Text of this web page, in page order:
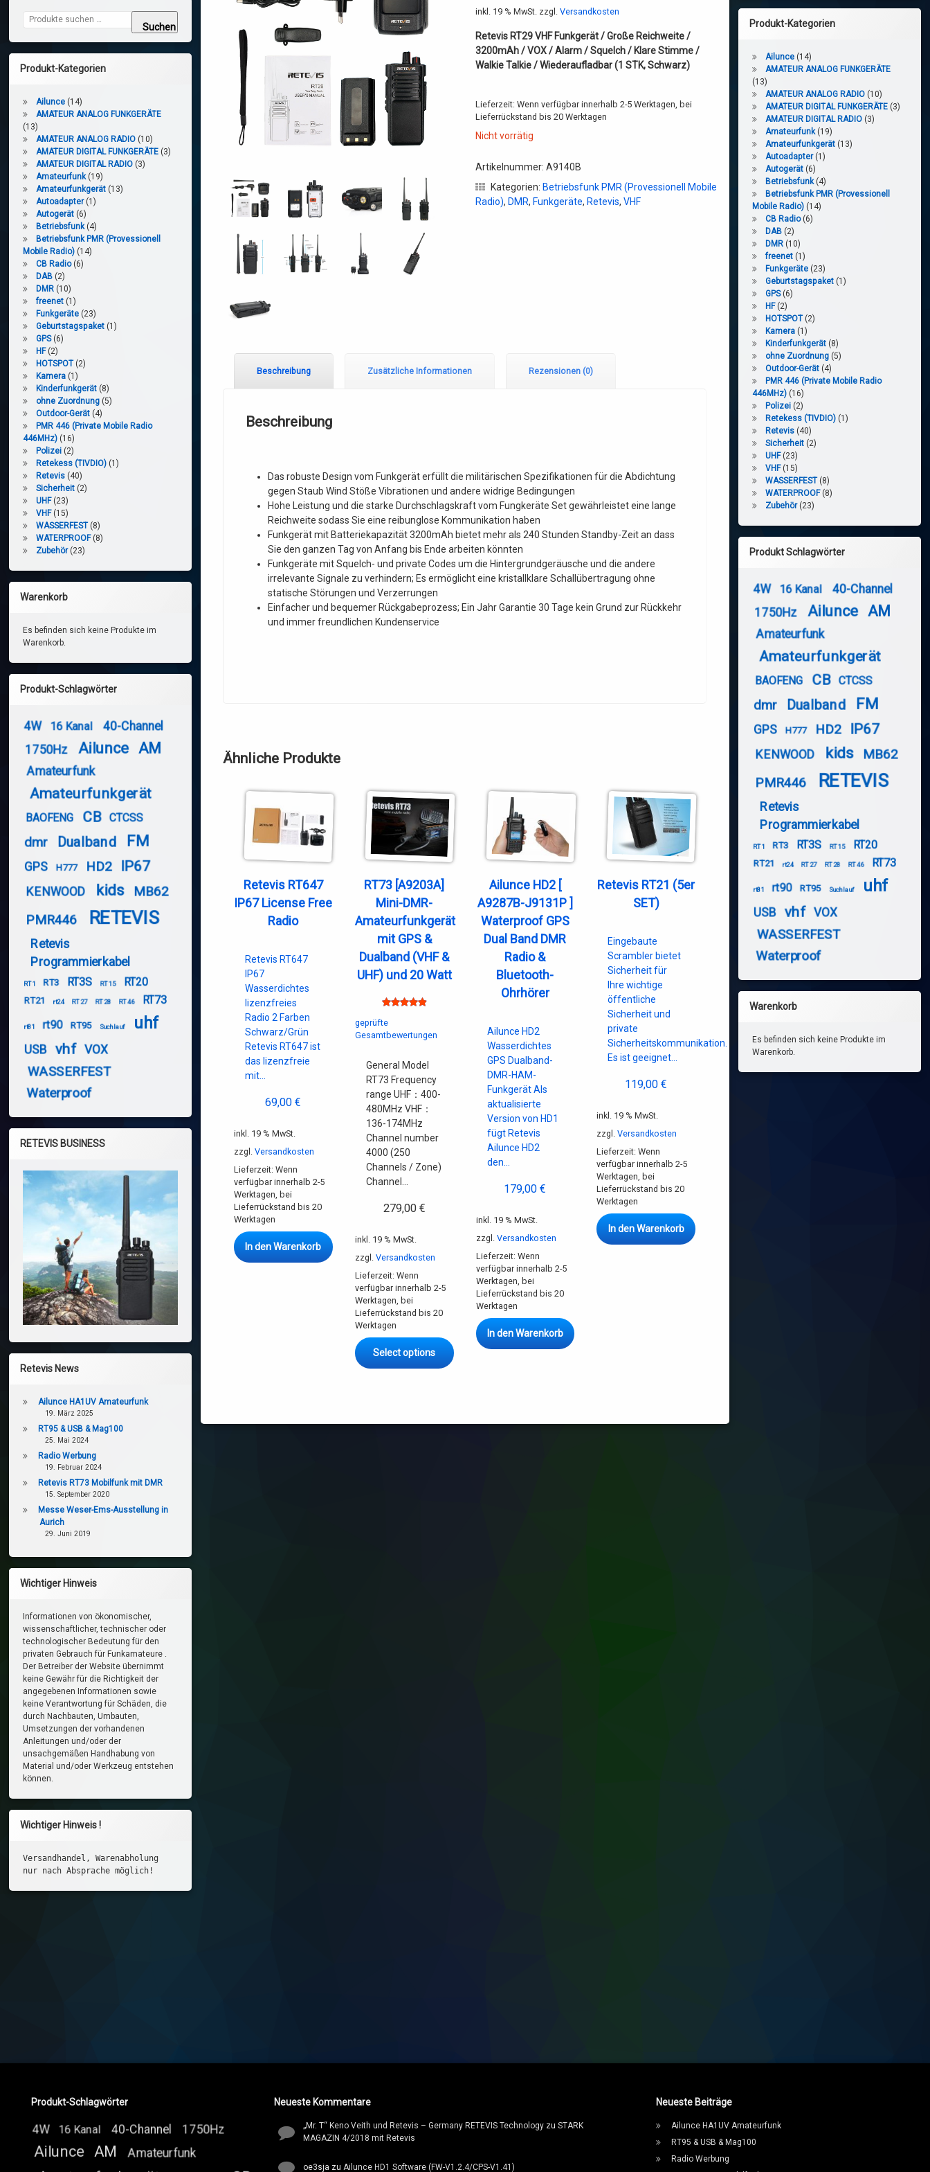
inkl. 19 % MwSt. zzgl. Versandkosten
Retevis RT29 VHF Funkgerät / Große Reichweite /
3200mAh / VOX / Alarm / Squelch / Klare Stimme /
Walkie Talkie / Wiederaufladbar (1 STK, Schwarz)
Lieferzeit: Wenn verfügbar innerhalb 2-5 Werktagen, bei
Lieferrückstand bis 20 Werktagen
Nicht vorrätig
Artikelnummer: A9140B
Kategorien: Betriebsfunk PMR (Provessionell Mobile
Radio), DMR, Funkgeräte, Retevis, VHF
Beschreibung Zusätzliche Informationen Rezensionen (0)
Beschreibung
Das robuste Design vom Funkgerät erfüllt die militärischen Spezifikationen für die Abdichtung
gegen Staub Wind Stöße Vibrationen und andere widrige Bedingungen
Hohe Leistung und die starke Durchschlagskraft vom Fungkeräte Set gewährleistet eine lange
Reichweite sodass Sie eine reibunglose Kommunikation haben
Funkgerät mit Batteriekapazität 3200mAh bietet mehr als 240 Stunden Standby-Zeit an dass
Sie den ganzen Tag von Anfang bis Ende arbeiten könnten
Funkgeräte mit Squelch- und private Codes um die Hintergrundgeräusche und die andere
irrelevante Signale zu verhindern; Es ermöglicht eine kristallklare Schallübertragung ohne
statische Störungen und Verzerrungen
Einfacher und bequemer Rückgabeprozess; Ein Jahr Garantie 30 Tage kein Grund zur Rückkehr
und immer freundlichen Kundenservice
Ähnliche Produkte
Retevis RT647
IP67 License Free
Radio
Retevis RT647
IP67
Wasserdichtes
lizenzfreies
Radio 2 Farben
Schwarz/Grün
Retevis RT647 ist
das lizenzfreie
mit…
69,00€
inkl. 19 % MwSt.
zzgl.Versandkosten
Lieferzeit:Wenn
verfügbar innerhalb 2-5
Werktagen, bei
Lieferrückstand bis 20
Werktagen
In den Warenkorb
RT73 [A9203A]
Mini-DMR-
Amateurfunkgerät
mit GPS &
Dualband (VHF &
UHF) und 20 Watt
Bewertet
mit5.00
geprüfte
Gesamtbewertungen
General Model
RT73 Frequency
range UHF：400-
480MHz VHF：
136-174MHz
Channel number
4000 (250
Channels / Zone)
Channel…
279,00 €
inkl. 19 % MwSt.
zzgl. Versandkosten
Lieferzeit: Wenn
verfügbar innerhalb 2-5
Werktagen, bei
Lieferrückstand bis 20
Werktagen
Select options
Ailunce HD2 [
A9287B-J9131P ]
Waterproof GPS
Dual Band DMR
Radio &
Bluetooth-
Ohrhörer
Ailunce HD2
Wasserdichtes
GPS Dualband-
DMR-HAM-
Funkgerät Als
aktualisierte
Version von HD1
fügt Retevis
Ailunce HD2
den…
179,00€
inkl. 19 % MwSt.
zzgl. Versandkosten
Lieferzeit: Wenn
verfügbar innerhalb 2-5
Werktagen, bei
Lieferrückstand bis 20
Werktagen
In den Warenkorb
Retevis RT21 (5er
SET)
Eingebaute
Scrambler bietet
Sicherheit für
Ihre wichtige
öffentliche
Sicherheit und
private
Sicherheitskommunikation.
Es ist geeignet…
119,00€
inkl. 19 % MwSt.
zzgl.Versandkosten
Lieferzeit:Wenn
verfügbar innerhalb 2-5
Werktagen, bei
Lieferrückstand bis 20
Werktagen
In den Warenkorb
Suchen nach:
Suchen
Produkt-Kategorien
Ailunce (14)
AMATEUR ANALOG FUNKGERÄTE
(13)
AMATEUR ANALOG RADIO (10)
AMATEUR DIGITAL FUNKGERÄTE (3)
AMATEUR DIGITAL RADIO (3)
Amateurfunk (19)
Amateurfunkgerät (13)
Autoadapter (1)
Autogerät (6)
Betriebsfunk (4)
Betriebsfunk PMR (Provessionell
Mobile Radio) (14)
CB Radio (6)
DAB (2)
DMR (10)
freenet (1)
Funkgeräte (23)
Geburtstagspaket (1)
GPS (6)
HF (2)
HOTSPOT (2)
Kamera (1)
Kinderfunkgerät (8)
ohne Zuordnung (5)
Outdoor-Gerät (4)
PMR 446 (Private Mobile Radio
446MHz) (16)
Polizei (2)
Retekess (TIVDIO) (1)
Retevis (40)
Sicherheit (2)
UHF (23)
VHF (15)
WASSERFEST (8)
WATERPROOF (8)
Zubehör (23)
Warenkorb
Es befinden sich keine Produkte im
Warenkorb.
Produkt-Schlagwörter
4W 16 Kanal
40-Channel
1750Hz
Ailunce AM
Amateurfunk
Amateurfunkgerät
BAOFENG CB CTCSS
dmr Dualband FM
GPS H777 HD2 IP67
KENWOOD kids
MB62
PMR446
RETEVIS
Retevis
Programmierkabel
RT1 RT3 RT3S RT15 RT20
RT21 rt24 RT27 RT28 RT46 RT73
rt81 rt90 RT95 Suchlauf uhf
USB vhf VOX
WASSERFEST
Waterproof
RETEVIS BUSINESS
Retevis News
Ailunce HA1UV Amateurfunk
19. März 2025
RT95 & USB & Mag100
25. Mai 2024
Radio Werbung
19. Februar 2024
Retevis RT73 Mobilfunk mit DMR
15. September 2020
Messe Weser-Ems-Ausstellung in
Aurich
29. Juni 2019
Wichtiger Hinweis
Informationen von ökonomischer,
wissenschaftlicher, technischer oder
technologischer Bedeutung für den
privaten Gebrauch für Funkamateure .
Der Betreiber der Website übernimmt
keine Gewähr für die Richtigkeit der
angegebenen Informationen sowie
keine Verantwortung für Schäden, die
durch Nachbauten, Umbauten,
Umsetzungen der vorhandenen
Anleitungen und/oder der
unsachgemäßen Handhabung von
Material und/oder Werkzeug entstehen
können.
Wichtiger Hinweis !
Versandhandel, Warenabholung
nur nach Absprache möglich!
Produkt-Kategorien
Ailunce (14)
AMATEUR ANALOG FUNKGERÄTE
(13)
AMATEUR ANALOG RADIO (10)
AMATEUR DIGITAL FUNKGERÄTE (3)
AMATEUR DIGITAL RADIO (3)
Amateurfunk (19)
Amateurfunkgerät (13)
Autoadapter (1)
Autogerät (6)
Betriebsfunk (4)
Betriebsfunk PMR (Provessionell
Mobile Radio) (14)
CB Radio (6)
DAB (2)
DMR (10)
freenet (1)
Funkgeräte (23)
Geburtstagspaket (1)
GPS (6)
HF (2)
HOTSPOT (2)
Kamera (1)
Kinderfunkgerät (8)
ohne Zuordnung (5)
Outdoor-Gerät (4)
PMR 446 (Private Mobile Radio
446MHz) (16)
Polizei (2)
Retekess (TIVDIO) (1)
Retevis (40)
Sicherheit (2)
UHF (23)
VHF (15)
WASSERFEST (8)
WATERPROOF (8)
Zubehör (23)
Produkt Schlagwörter
4W 16 Kanal
40-Channel
1750Hz
Ailunce AM
Amateurfunk
Amateurfunkgerät
BAOFENG CB CTCSS
dmr Dualband FM
GPS H777 HD2 IP67
KENWOOD kids
MB62
PMR446
RETEVIS
Retevis
Programmierkabel
RT1 RT3 RT3S RT15 RT20
RT21 rt24 RT27 RT28 RT46 RT73
rt81 rt90 RT95 Suchlauf uhf
USB vhf VOX
WASSERFEST
Waterproof
Warenkorb
Es befinden sich keine Produkte im
Warenkorb.
Produkt-Schlagwörter
4W 16 Kanal 40-Channel 1750Hz
Ailunce AM Amateurfunk
Neueste Kommentare
„Mr. T“ Keno Veith und Retevis – Germany RETEVIS Technology zu STARK
MAGAZIN 4/2018 mit Retevis
oe3sja zu Ailunce HD1 Software (FW-V1.2.4/CPS-V1.41)
Neueste Beiträge
Ailunce HA1UV Amateurfunk
RT95 & USB & Mag100
Radio Werbung